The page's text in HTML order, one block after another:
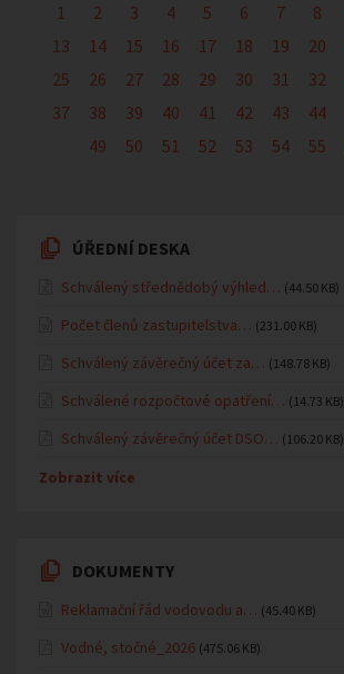
1 2 3 4 5 6 7 8
13
14 15 16 17 18 19 20
25
26 27 28 29 30 31 32
37
38 39 40 41 42 43 44
49
50 51 52 53 54 55
ÚŘEDNÍ DESKA
Schválený střednědobý výhled… (44.50 KB)
Počet členů zastupitelstva… (231.00 KB)
Schválený závěrečný účet za… (148.78 KB)
Schválené rozpočtové opatření… (14.73 KB)
Schválený závěrečný účet DSO… (106.20 KB)
Zobrazit více
DOKUMENTY
Reklamační řád vodovodu a… (45.40 KB)
Vodné, stočné_2026 (475.06 KB)